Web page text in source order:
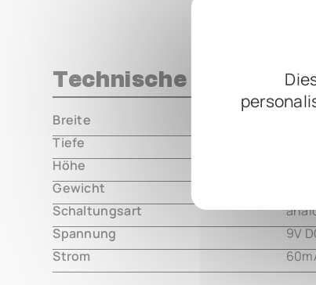
Technische Daten
Breite
Tiefe
Höhe
Gewicht
Schaltungsart
Spannung
9V
Strom